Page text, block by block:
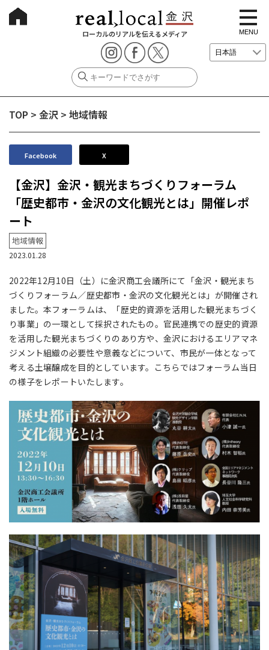
ローカルのリアルを伝えるメディア
t
o
g
g
e
i
i
MENU
TOP > 金沢 > 地域情報
Facebook X
【金沢】金沢・観光まちづくりフォーラム
「歴史都市・金沢の文化観光とは」開催レポ
ート
地域情報
2023.01.28
2022年12月10日（土）に金沢商工会議所にて「金沢・観光まち
づくりフォーラム／歴史都市・金沢の文化観光とは」が開催され
ました。本フォーラムは、「歴史的資源を活用した観光まちづく
り事業」の一環として採択されたもの。官民連携での歴史的資源
を活用した観光まちづくりのあり方や、金沢におけるエリアマネ
ジメント組織の必要性や意義などについて、市民が一体となって
考える土壌醸成を目的としています。こちらではフォーラム当日
の様子をレポートいたします。